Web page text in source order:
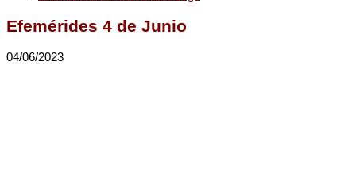
Efemérides 4 de Junio
04/06/2023